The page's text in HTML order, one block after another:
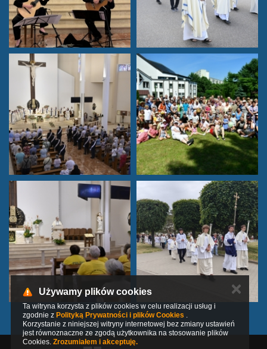
Używamy plików cookies
Ta witryna korzysta z plików cookies w celu realizacji usług i
zgodnie z Polityką Prywatności i plików Cookies .
Korzystanie z niniejszej witryny internetowej bez zmiany ustawień
jest równoznaczne ze zgodą użytkownika na stosowanie plików
Cookies. Zrozumiałem i akceptuję.
✕